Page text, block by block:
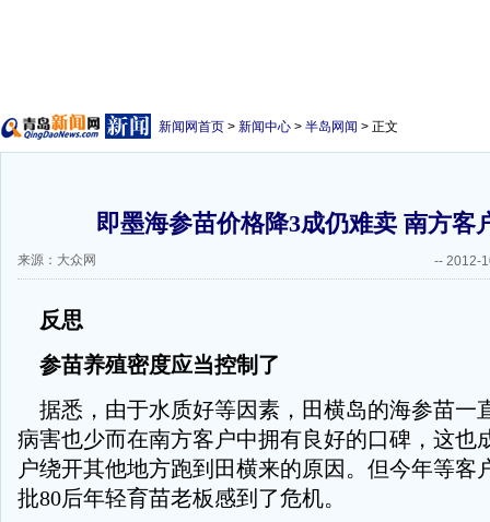
新闻网首页 > 新闻中心 > 半岛网闻 > 正文
即墨海参苗价格降3成仍难卖 南方客
来源：大众网 -- 2012-
反思
参苗养殖密度应当控制了
据悉，由于水质好等因素，田横岛的海参苗一
病害也少而在南方客户中拥有良好的口碑，这也
户绕开其他地方跑到田横来的原因。但今年等客
批80后年轻育苗老板感到了危机。